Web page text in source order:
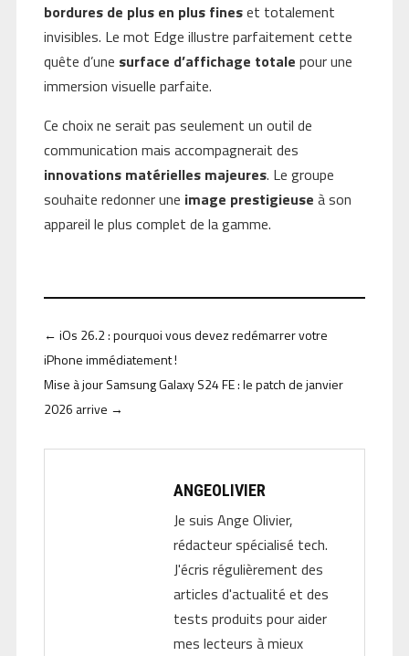
bordures de plus en plus fineset totalement
invisibles. Le mot Edge illustre parfaitement cette
quête d’une surface d’affichage totale pour une
immersion visuelle parfaite.
Ce choix ne serait pas seulement un outil de
communication mais accompagnerait des
innovations matérielles majeures. Le groupe
souhaite redonner une image prestigieuse à son
appareil le plus complet de la gamme.
← iOs 26.2 : pourquoi vous devez redémarrer votre
iPhone immédiatement !
Mise à jour Samsung Galaxy S24 FE : le patch de janvier
2026 arrive →
ANGEOLIVIER
Je suis Ange Olivier,
rédacteur spécialisé tech.
J'écris régulièrement des
articles d'actualité et des
tests produits pour aider
mes lecteurs à mieux